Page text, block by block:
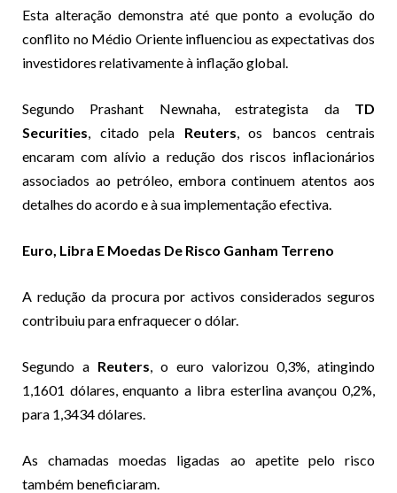
Esta alteração demonstra até que ponto a evolução do
conflito no Médio Oriente influenciou as expectativas dos
investidores relativamente à inflação global.
Segundo Prashant Newnaha, estrategista da TD
Securities, citado pela Reuters, os bancos centrais
encaram com alívio a redução dos riscos inflacionários
associados ao petróleo, embora continuem atentos aos
detalhes do acordo e à sua implementação efectiva.
Euro, Libra E Moedas De Risco Ganham Terreno
A redução da procura por activos considerados seguros
contribuiu para enfraquecer o dólar.
Segundo a Reuters, o euro valorizou 0,3%, atingindo
1,1601 dólares, enquanto a libra esterlina avançou 0,2%,
para 1,3434 dólares.
As chamadas moedas ligadas ao apetite pelo risco
também beneficiaram.